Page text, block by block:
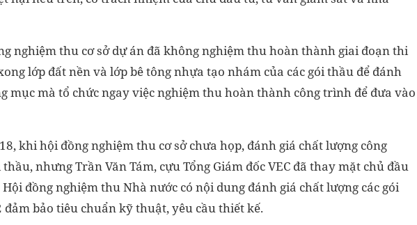
nghiệm thu cơ sở dự án đã không nghiệm thu hoàn thành giai đoạn thi
lớp đất nền và lớp bê tông nhựa tạo nhám của các gói thầu để đánh
mục mà tổ chức ngay việc nghiệm thu hoàn thành công trình để đưa vào
khi hội đồng nghiệm thu cơ sở chưa họp, đánh giá chất lượng công
nhưng Trần Văn Tám, cựu Tổng Giám đốc VEC đã thay mặt chủ đầu
đồng nghiệm thu Nhà nước có nội dung đánh giá chất lượng các gói
bảo tiêu chuẩn kỹ thuật, yêu cầu thiết kế.